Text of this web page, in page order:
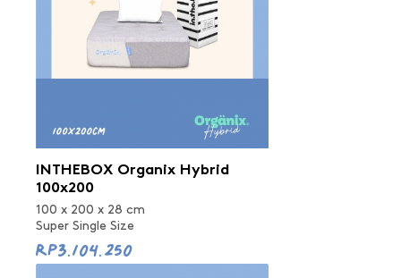
INTHEBOX Organix Hybrid
100x200
100 x 200 x 28 cm
Super Single Size
Rp3.104.250